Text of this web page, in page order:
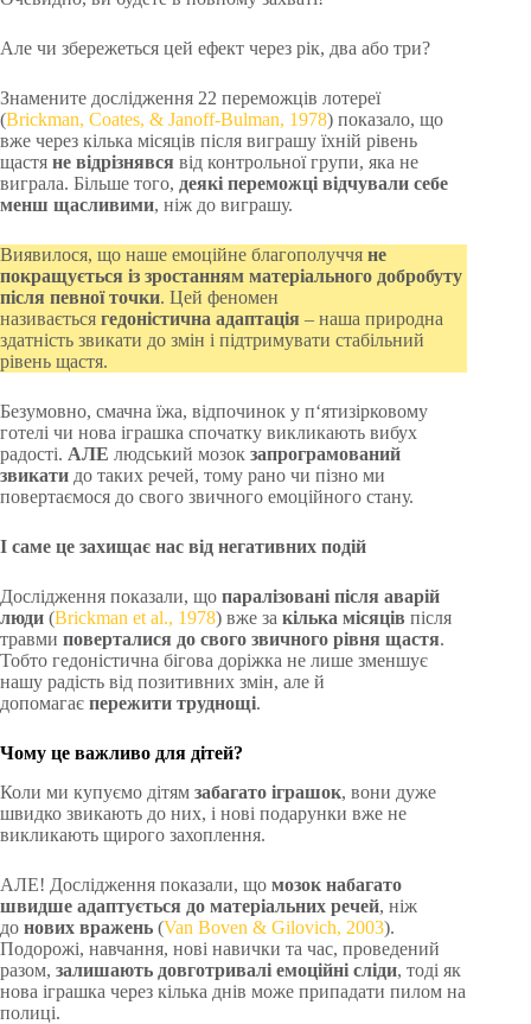
Але чи збережеться цей ефект через рік, два або три?
Знамените дослідження 22 переможців лотереї
(Brickman, Coates, & Janoff-Bulman, 1978) показало, що
вже через кілька місяців після виграшу їхній рівень
щастя не відрізнявся від контрольної групи, яка не
виграла. Більше того, деякі переможці відчували себе
менш щасливими, ніж до виграшу.
Виявилося, що наше емоційне благополуччя не
покращується із зростанням матеріального добробуту
після певної точки. Цей феномен
називається гедоністична адаптація – наша природна
здатність звикати до змін і підтримувати стабільний
рівень щастя.
Безумовно, смачна їжа, відпочинок у п‘ятизірковому
готелі чи нова іграшка спочатку викликають вибух
радості. АЛЕ людський мозок запрограмований
звикати до таких речей, тому рано чи пізно ми
повертаємося до свого звичного емоційного стану.
І саме це захищає нас від негативних подій
Дослідження показали, що паралізовані після аварій
люди (Brickman et al., 1978) вже за кілька місяців після
травми поверталися до свого звичного рівня щастя.
Тобто гедоністична бігова доріжка не лише зменшує
нашу радість від позитивних змін, але й
допомагає пережити труднощі.
Чому це важливо для дітей?
Коли ми купуємо дітям забагато іграшок, вони дуже
швидко звикають до них, і нові подарунки вже не
викликають щирого захоплення.
АЛЕ! Дослідження показали, що мозок набагато
швидше адаптується до матеріальних речей, ніж
до нових вражень (Van Boven & Gilovich, 2003).
Подорожі, навчання, нові навички та час, проведений
разом, залишають довготривалі емоційні сліди, тоді як
нова іграшка через кілька днів може припадати пилом на
полиці.